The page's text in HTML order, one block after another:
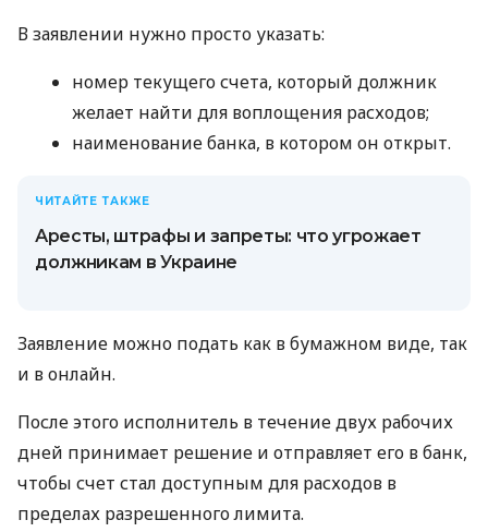
В заявлении нужно просто указать:
номер текущего счета, который должник
желает найти для воплощения расходов;
наименование банка, в котором он открыт.
ЧИТАЙТЕ ТАКЖЕ
Аресты, штрафы и запреты: что угрожает
должникам в Украине
Заявление можно подать как в бумажном виде, так
и в онлайн.
После этого исполнитель в течение двух рабочих
дней принимает решение и отправляет его в банк,
чтобы счет стал доступным для расходов в
пределах разрешенного лимита.